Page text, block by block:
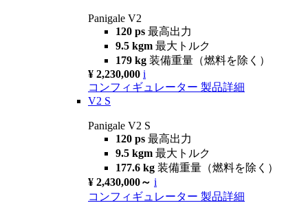
Panigale V2
120 ps 最高出力
9.5 kgm 最大トルク
179 kg 装備重量（燃料を除く）
¥ 2,230,000 i
コンフィギュレーター 製品詳細
V2 S
Panigale V2 S
120 ps 最高出力
9.5 kgm 最大トルク
177.6 kg 装備重量（燃料を除く）
¥ 2,430,000～ i
コンフィギュレーター 製品詳細